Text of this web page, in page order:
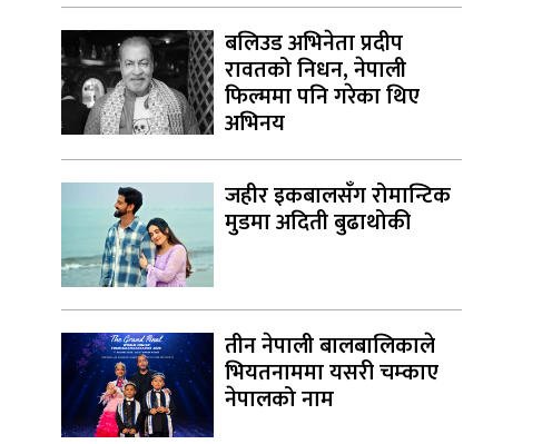
बलिउड अभिनेता प्रदीप
रावतको निधन, नेपाली
फिल्ममा पनि गरेका थिए
अभिनय
जहीर इकबालसँग रोमान्टिक
मुडमा अदिती बुढाथोकी
तीन नेपाली बालबालिकाले
भियतनाममा यसरी चम्काए
नेपालको नाम